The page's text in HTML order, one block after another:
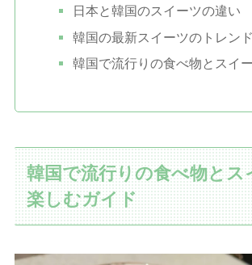
日本と韓国のスイーツの違い
韓国の最新スイーツのトレンド
韓国で流行りの食べ物とスイ
韓国で流行りの食べ物とス
楽しむガイド